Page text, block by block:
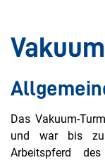
Das Vakuum-
und war bis zur
Arbeitspferd